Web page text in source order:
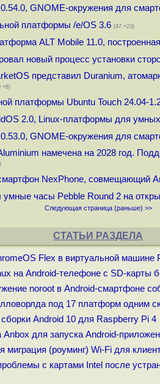
GNOME-окружения для
платформы /e/OS 3.6 (47 +23)
ALT Mobile 11.0,
новый процесс установки
представил Duranium,
+8)
платформы Ubuntu Touch 24.04-
2.0, Linux-платформы для
GNOME-окружения для
намечена на 2028 год.
NexPhone, совмещающий
умные часы Pebble Round 2 на
Следующая страница (раньше) >>
СТАТЬИ РАЗДЕЛА
Flex в виртуальной машине
на Android-телефоне с SD-карты
noroot в Android-смартфоне
под 17 платформ одним
Android 10 для Raspberry Pi 4
Anbox для запуска Android-
миграция (роуминг) Wi-Fi для
с картами Intel после